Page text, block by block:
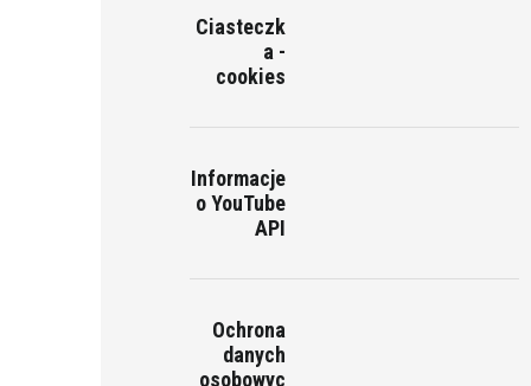
Ciasteczk
a -
cookies
Informacje
o YouTube
API
Ochrona
danych
osobowyc